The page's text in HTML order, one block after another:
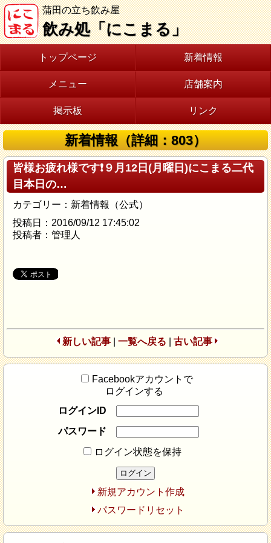
蒲田の立ち飲み屋
飲み処「にこまる」
トップページ 新着情報
メニュー 店舗案内
掲示板 リンク
新着情報（詳細：803）
皆様お疲れ様です❗９月12日(月曜日)にこまる二代
目本日の…
カテゴリー：新着情報（公式）
投稿日：2016/09/12 17:45:02
投稿者：管理人
新しい記事| 一覧へ戻る 古い記事
Facebookアカウントで
ログインする
ログインID
パスワード
ログイン状態を保持
新規アカウント作成
パスワードリセット